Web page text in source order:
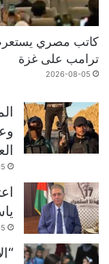
كاتب مصري يستعرض
ترامب على غزة
2026-08-05